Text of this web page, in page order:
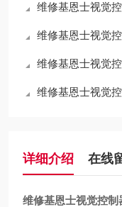
维修基恩士视觉
维修基恩士视觉控制
维修基恩士视觉控
维修基恩士视觉
详细介绍 在线
维修基恩士视觉控